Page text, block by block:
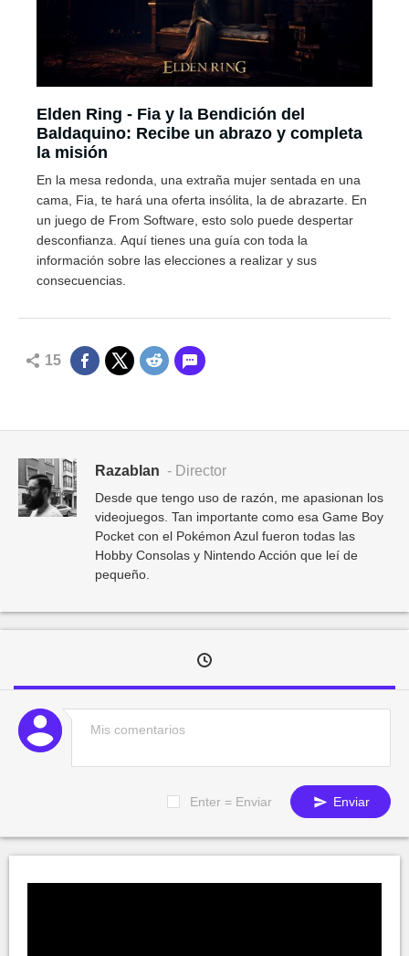
Elden Ring - Fia y la Bendición del
Baldaquino: Recibe un abrazo y completa
la misión
En la mesa redonda, una extraña mujer sentada en una
cama, Fia, te hará una oferta insólita, la de abrazarte. En
un juego de From Software, esto solo puede despertar
desconfianza. Aquí tienes una guía con toda la
información sobre las elecciones a realizar y sus
consecuencias.
15
Razablan - Director
Desde que tengo uso de razón, me apasionan los
videojuegos. Tan importante como esa Game Boy
Pocket con el Pokémon Azul fueron todas las
Hobby Consolas y Nintendo Acción que leí de
pequeño.
Enter = Enviar Enviar